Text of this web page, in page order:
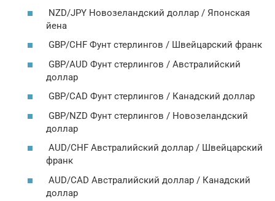
NZD/JPY Новозеландский доллар / Японская
йена
GBP/CHF Фунт стерлингов / Швейцарский франк
GBP/AUD Фунт стерлингов / Австралийский
доллар
GBP/CAD Фунт стерлингов / Канадский доллар
GBP/NZD Фунт стерлингов / Новозеландский
доллар
AUD/CHF Австралийский доллар / Швейцарский
франк
AUD/CAD Австралийский доллар / Канадский
доллар